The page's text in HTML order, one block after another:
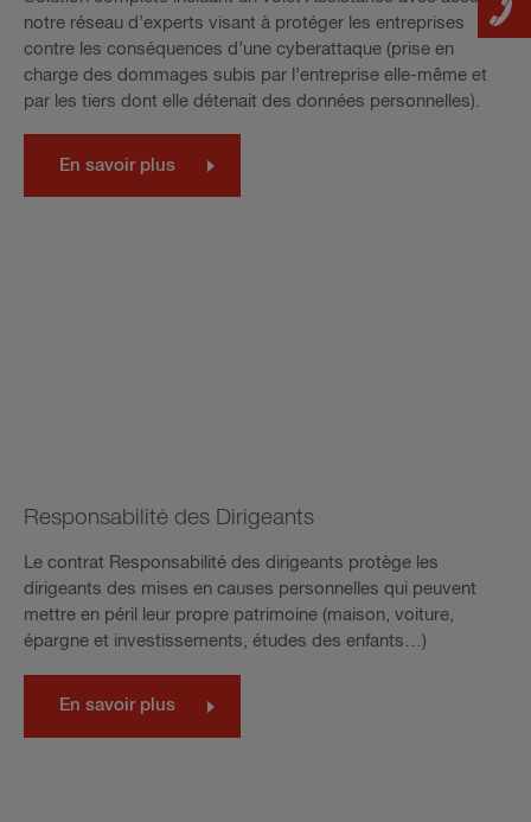
notre réseau d’experts visant à protéger les entreprises
contre les conséquences d’une cyberattaque (prise en
charge des dommages subis par l’entreprise elle-même et
par les tiers dont elle détenait des données personnelles).
En savoir plus
Responsabilité des Dirigeants
Le contrat Responsabilité des dirigeants protège les
dirigeants des mises en causes personnelles qui peuvent
mettre en péril leur propre patrimoine (maison, voiture,
épargne et investissements, études des enfants…)
En savoir plus